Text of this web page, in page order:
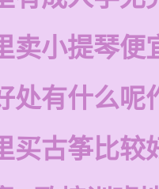
卖小提琴便
处有什么呢
买古筝比较